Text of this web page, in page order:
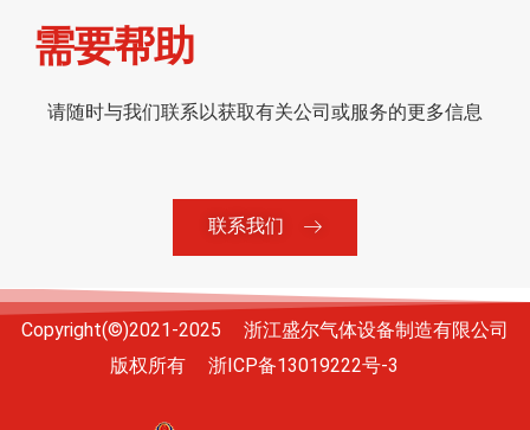
需要帮助
请随时与我们联系以获取有关公司或服务的更多信息
联系我们
Copyright(©)2021-2025 浙江盛尔气体设备制造有限公司
版权所有 浙ICP备13019222号-3